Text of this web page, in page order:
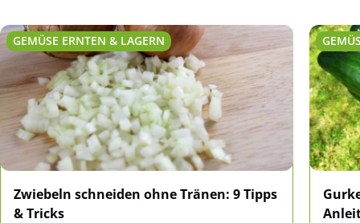
GEMÜSE ERNTEN & LAGERN
Zwiebeln schneiden ohne Tränen: 9 Tipps
& Tricks